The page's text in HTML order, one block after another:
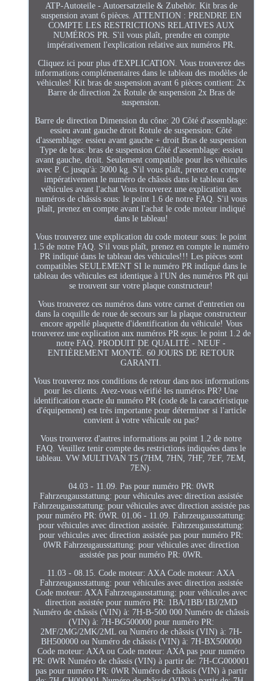
ATP-Autoteile - Autoersatzteile & Zubehör. Kit bras de
suspension avant 6 pièces. ATTENTION : PRENDRE EN
COMPTE LES RESTRICTIONS RELATIVES AUX
NUMÉROS PR. S'il vous plaît, prendre en compte
impérativement l'explication relative aux numéros PR.
Cliquez ici pour plus d'EXPLICATION. Vous trouverez des
informations complémentaires dans le tableau des modèles de
véhicules! Kit bras de suspension avant 6 pièces contient: 2x
Barre de direction 2x Rotule de suspension 2x Bras de
suspension.
Barre de direction Dimension du cône: 20 Côté d'assemblage:
essieu avant gauche droit Rotule de suspension: Côté
d'assemblage: essieu avant gauche + droit Bras de suspension
Type de bras: bras de suspension Côté d'assemblage: essieu
avant gauche, droit. Seulement compatible pour les véhicules
avec P. C jusqu'à: 3000 kg. S'il vous plaît, prenez en compte
impérativement le numéro de châssis dans le tableau des
véhicules avant l'achat Vous trouverez une explication aux
numéros de châssis sous: le point 1.6 de notre FAQ. S'il vous
plaît, prenez en compte avant l'achat le code moteur indiqué
dans le tableau!
Vous trouverez une explication du code moteur sous: le point
1.5 de notre FAQ. S'il vous plaît, prenez en compte le numéro
PR indiqué dans le tableau des véhicules!!! Les pièces sont
compatibles SEULEMENT SI le numéro PR indiqué dans le
tableau des véhicules est identique à l'UN des numéros PR qui
se trouvent sur votre plaque constructeur!
Vous trouverez ces numéros dans votre carnet d'entretien ou
dans la coquille de roue de secours sur la plaque constructeur
encore appellé plaquette d'identification du véhicule! Vous
trouverez une explication aux numéros PR sous: le point 1.2 de
notre FAQ. PRODUIT DE QUALITÉ - NEUF -
ENTIÈREMENT MONTÉ. 60 JOURS DE RETOUR
GARANTI.
Vous trouverez nos conditions de retour dans nos informations
pour les clients. Avez-vous vérifié les numéros PR? Une
identification exacte du numéro PR (code de la caractéristique
d'équipement) est très importante pour déterminer si l'article
convient à votre véhicule ou pas?
Vous trouverez d'autres informations au point 1.2 de notre
FAQ. Veuillez tenir compte des restrictions indiquées dans le
tableau. VW MULTIVAN T5 (7HM, 7HN, 7HF, 7EF, 7EM,
7EN).
04.03 - 11.09. Pas pour numéro PR: 0WR
Fahrzeugausstattung: pour véhicules avec direction assistée
Fahrzeugausstattung: pour véhicules avec direction assistée pas
pour numéro PR: 0WR. 01.06 - 11.09. Fahrzeugausstattung:
pour véhicules avec direction assistée. Fahrzeugausstattung:
pour véhicules avec direction assistée pas pour numéro PR:
0WR Fahrzeugausstattung: pour véhicules avec direction
assistée pas pour numéro PR: 0WR.
11.03 - 08.15. Code moteur: AXA Code moteur: AXA
Fahrzeugausstattung: pour véhicules avec direction assistée
Code moteur: AXA Fahrzeugausstattung: pour véhicules avec
direction assistée pour numéro PR: 1BA/1BB/1BJ/2MD
Numéro de châssis (VIN) à: 7H-B-500 000 Numéro de châssis
(VIN) à: 7H-BG500000 pour numéro PR:
2MF/2MG/2MK/2ML ou Numéro de châssis (VIN) à: 7H-
BH500000 ou Numéro de châssis (VIN) à: 7H-BX500000
Code moteur: AXA ou Code moteur: AXA pas pour numéro
PR: 0WR Numéro de châssis (VIN) à partir de: 7H-CG000001
pas pour numéro PR: 0WR Numéro de châssis (VIN) à partir